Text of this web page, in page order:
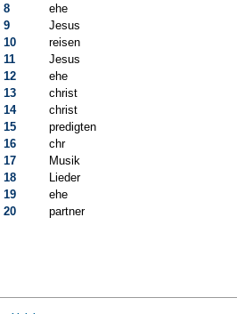
8
ehe
9
Jesus
10
reisen
11
Jesus
12
ehe
13
christ
14
christ
15
predigten
16
chr
17
Musik
18
Lieder
19
ehe
20
partner